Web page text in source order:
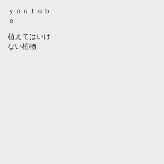
ｙｏｕｔｕｂ
ｅ
植えてはいけ
ない植物